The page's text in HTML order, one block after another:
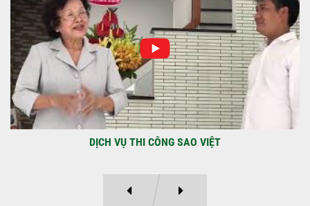
Địa điểm: Đường Lâm Hoành, phường An
LạcGia chủ: Anh Kỳ Xây Dựng Sao Việt chính
thức hoàn tất và...
DỰ ÁN BAO GỒM TRỆT, 3 LẦU VÀ SÂN THƯỢNG ANH THANH